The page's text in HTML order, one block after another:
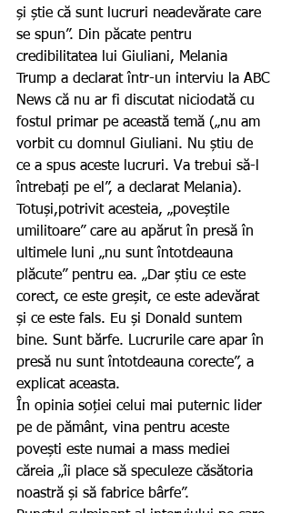
și știe că sunt lucruri neadevărate care
se spun”. Din păcate pentru
credibilitatea lui Giuliani, Melania
Trump a declarat într-un interviu la ABC
News că nu ar fi discutat niciodată cu
fostul primar pe această temă („nu am
vorbit cu domnul Giuliani. Nu știu de
ce a spus aceste lucruri. Va trebui să-l
întrebați pe el”, a declarat Melania).
Totuși,potrivit acesteia, „poveștile
umilitoare” care au apărut în presă în
ultimele luni „nu sunt întotdeauna
plăcute” pentru ea. „Dar știu ce este
corect, ce este greșit, ce este adevărat
și ce este fals. Eu și Donald suntem
bine. Sunt bărfe. Lucrurile care apar în
presă nu sunt întotdeauna corecte”, a
explicat aceasta.
În opinia soției celui mai puternic lider
pe de pământ, vina pentru aceste
povești este numai a mass mediei
căreia „îi place să speculeze căsătoria
noastră și să fabrice bârfe”.